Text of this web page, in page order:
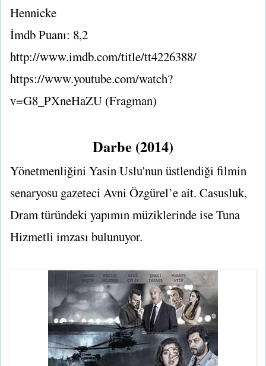
Hennicke
İmdb Puanı: 8,2
http://www.imdb.com/title/tt4226388/
https://www.youtube.com/watch?
v=G8_PXneHaZU (Fragman)
Darbe (2014)
Yönetmenliğini Yasin Uslu'nun üstlendiği filmin
senaryosu gazeteci Avni Özgürel’e ait. Casusluk,
Dram türündeki yapımın müziklerinde ise Tuna
Hizmetli imzası bulunuyor.